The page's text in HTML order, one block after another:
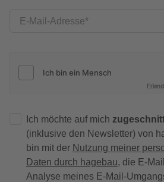
E-Mail-Adresse
Ich möchte auf mich
(inklusive den Newsletter) von
bin mit der Nutzung meiner
Daten durch hagebau, die E-
Analyse meines E-Mail-